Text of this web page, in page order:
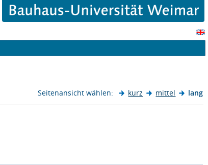
Seitenansicht wählen: kurz mittel lang